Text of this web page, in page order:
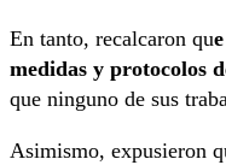
En tanto, recalcaron qu
medidas y protocolos
que ninguno de sus
Asimismo, expusieron